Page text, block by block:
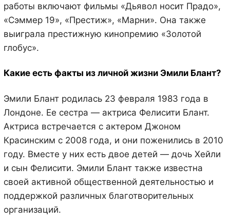
работы включают фильмы «Дьявол носит Прадо»,
«Сэммер 19», «Престиж», «Марни». Она также
выиграла престижную кинопремию «Золотой
глобус».
Какие есть факты из личной жизни Эмили Блант?
Эмили Блант родилась 23 февраля 1983 года в
Лондоне. Ее сестра — актриса Фелисити Блант.
Актриса встречается с актером Джоном
Красинским с 2008 года, и они поженились в 2010
году. Вместе у них есть двое детей — дочь Хейли
и сын Фелисити. Эмили Блант также известна
своей активной общественной деятельностью и
поддержкой различных благотворительных
организаций.